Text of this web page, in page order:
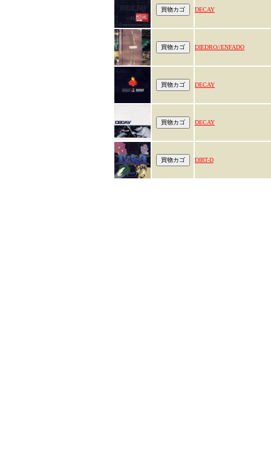
DECAY
DIEDRO//ENFADO
DECAY
DECAY
DIRT-D